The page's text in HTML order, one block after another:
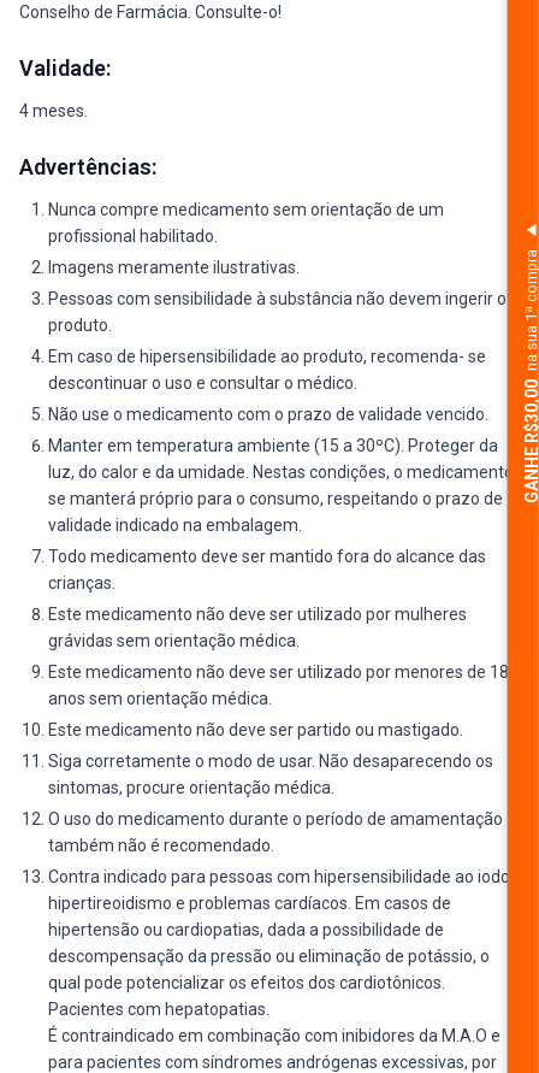
Conselho de Farmácia. Consulte-o!
Validade:
4 meses.
Advertências:
Nunca compre medicamento sem orientação de um
profissional habilitado.
Imagens meramente ilustrativas.
Pessoas com sensibilidade à substância não devem ingerir o
produto.
Em caso de hipersensibilidade ao produto, recomenda- se
descontinuar o uso e consultar o médico.
Não use o medicamento com o prazo de validade vencido.
Manter em temperatura ambiente (15 a 30ºC). Proteger da
luz, do calor e da umidade. Nestas condições, o medicamento
se manterá próprio para o consumo, respeitando o prazo de
validade indicado na embalagem.
Todo medicamento deve ser mantido fora do alcance das
crianças.
Este medicamento não deve ser utilizado por mulheres
grávidas sem orientação médica.
Este medicamento não deve ser utilizado por menores de 18
anos sem orientação médica.
Este medicamento não deve ser partido ou mastigado.
Siga corretamente o modo de usar. Não desaparecendo os
sintomas, procure orientação médica.
O uso do medicamento durante o período de amamentação
também não é recomendado.
Contra indicado para pessoas com hipersensibilidade ao iodo,
hipertireoidismo e problemas cardíacos. Em casos de
hipertensão ou cardiopatias, dada a possibilidade de
descompensação da pressão ou eliminação de potássio, o
qual pode potencializar os efeitos dos cardiotônicos.
Pacientes com hepatopatias.
É contraindicado em combinação com inibidores da M.A.O e
para pacientes com síndromes andrógenas excessivas, por
na sua 1ª compra